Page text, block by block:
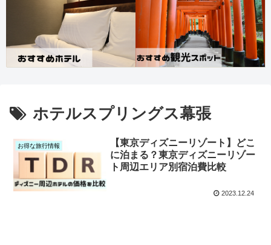
ホテルスプリングス幕張
お得な旅行情報
【東京ディズニーリゾート】どこ
に泊まる？東京ディズニーリゾー
ト周辺エリア別宿泊費比較
2023.12.24